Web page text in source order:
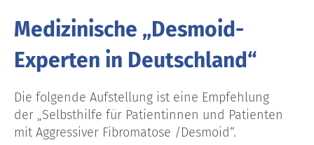
Medizinische „Desmoid-
Experten in Deutschland“
Die folgende Aufstellung ist eine Empfehlung
der „Selbsthilfe für Patientinnen und Patienten
mit Aggressiver Fibromatose /Desmoid“.